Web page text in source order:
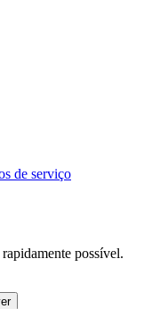
de serviço
possível.